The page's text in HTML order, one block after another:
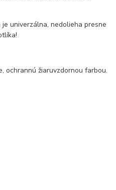
je univerzálna, nedolieha presne
ochrannú žiaruvzdornou farbou.